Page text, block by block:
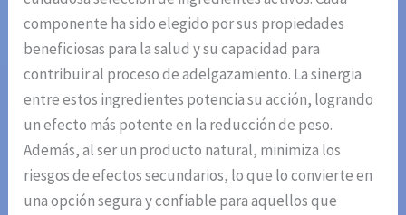
componente ha sido elegido por sus propiedades
beneficiosas para la salud y su capacidad para
contribuir al proceso de adelgazamiento. La sinergia
entre estos ingredientes potencia su acción, logrando
un efecto más potente en la reducción de peso.
Además, al ser un producto natural, minimiza los
riesgos de efectos secundarios, lo que lo convierte en
una opción segura y confiable para aquellos que